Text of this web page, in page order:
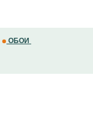
ОБОИ